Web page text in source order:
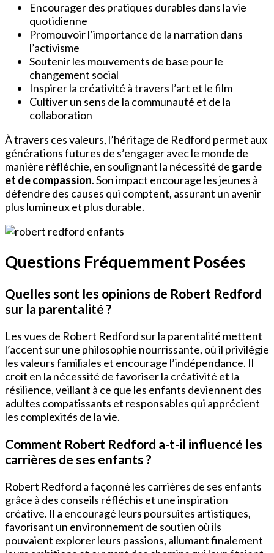
Encourager des pratiques durables dans la vie
quotidienne
Promouvoir l’importance de la narration dans
l’activisme
Soutenir les mouvements de base pour le
changement social
Inspirer la créativité à travers l’art et le film
Cultiver un sens de la communauté et de la
collaboration
À travers ces valeurs, l’héritage de Redford permet aux
générations futures de s’engager avec le monde de
manière réfléchie, en soulignant la nécessité de garde
et de compassion. Son impact encourage les jeunes à
défendre des causes qui comptent, assurant un avenir
plus lumineux et plus durable.
Questions Fréquemment Posées
Quelles sont les opinions de Robert Redford
sur la parentalité ?
Les vues de Robert Redford sur la parentalité mettent
l’accent sur une philosophie nourrissante, où il privilégie
les valeurs familiales et encourage l’indépendance. Il
croit en la nécessité de favoriser la créativité et la
résilience, veillant à ce que les enfants deviennent des
adultes compatissants et responsables qui apprécient
les complexités de la vie.
Comment Robert Redford a-t-il influencé les
carrières de ses enfants ?
Robert Redford a façonné les carrières de ses enfants
grâce à des conseils réfléchis et une inspiration
créative. Il a encouragé leurs poursuites artistiques,
favorisant un environnement de soutien où ils
pouvaient explorer leurs passions, allumant finalement